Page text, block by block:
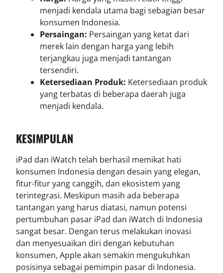
menjadi kendala utama bagi sebagian besar
konsumen Indonesia.
Persaingan: Persaingan yang ketat dari
merek lain dengan harga yang lebih
terjangkau juga menjadi tantangan
tersendiri.
Ketersediaan Produk: Ketersediaan produk
yang terbatas di beberapa daerah juga
menjadi kendala.
KESIMPULAN
iPad dan iWatch telah berhasil memikat hati
konsumen Indonesia dengan desain yang elegan,
fitur-fitur yang canggih, dan ekosistem yang
terintegrasi. Meskipun masih ada beberapa
tantangan yang harus diatasi, namun potensi
pertumbuhan pasar iPad dan iWatch di Indonesia
sangat besar. Dengan terus melakukan inovasi
dan menyesuaikan diri dengan kebutuhan
konsumen, Apple akan semakin mengukuhkan
posisinya sebagai pemimpin pasar di Indonesia.